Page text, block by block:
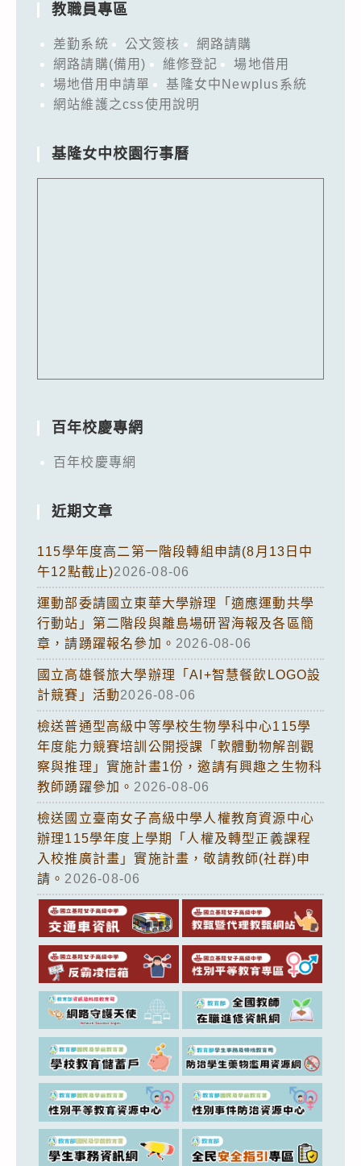
教職員專區
差勤系統 公文簽核
網路請購
網路請購(備用)
維修登記
場地借用
場地借用申請單
基隆女中Newplus系統
網站維護之css使用說明
基隆女中校園行事曆
百年校慶專網
百年校慶專網
近期文章
115學年度高二第一階段轉組申請(8月13日中
午12點截止)2026-08-06
運動部委請國立東華大學辦理「適應運動共學
行動站」第二階段與離島場研習海報及各區簡
章，請踴躍報名參加。 2026-08-06
國立高雄餐旅大學辦理「AI+智慧餐飲LOGO設
計競賽」活動2026-08-06
檢送普通型高級中等學校生物學科中心115學
年度能力競賽培訓公開授課「軟體動物解剖觀
察與推理」實施計畫1份，邀請有興趣之生物科
教師踴躍參加。 2026-08-06
檢送國立臺南女子高級中學人權教育資源中心
辦理115學年度上學期「人權及轉型正義課程
入校推廣計畫」實施計畫，敬請教師(社群)申
請。 2026-08-06